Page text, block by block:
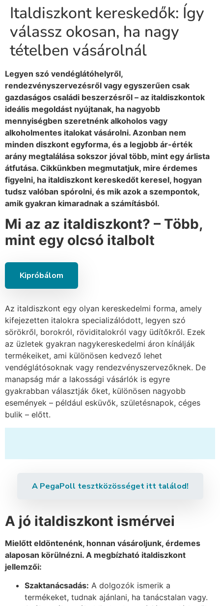
Italdiszkont kereskedők: Így
válassz okosan, ha nagy
tételben vásárolnál
Legyen szó vendéglátóhelyről,
rendezvényszervezésről vagy egyszerűen csak
gazdaságos családi beszerzésről – az italdiszkontok
ideális megoldást nyújtanak, ha nagyobb
mennyiségben szeretnénk alkoholos vagy
alkoholmentes italokat vásárolni. Azonban nem
minden diszkont egyforma, és a legjobb ár-érték
arány megtalálása sokszor jóval több, mint egy árlista
átfutása. Cikkünkben megmutatjuk, mire érdemes
figyelni, ha italdiszkont kereskedőt keresel, hogyan
tudsz valóban spórolni, és mik azok a szempontok,
amik gyakran kimaradnak a számításból.
Mi az az italdiszkont? – Több,
mint egy olcsó italbolt
Kipróbálom
Az italdiszkont egy olyan kereskedelmi forma, amely
kifejezetten italokra specializálódott, legyen szó
sörökről, borokról, röviditalokról vagy üdítőkről. Ezek
az üzletek gyakran nagykereskedelmi áron kínálják
termékeiket, ami különösen kedvező lehet
vendéglátósoknak vagy rendezvényszervezőknek. De
manapság már a lakossági vásárlók is egyre
gyakrabban választják őket, különösen nagyobb
események – például esküvők, születésnapok, céges
bulik – előtt.
A PegaPoll tesztközösséget itt találod!
A jó italdiszkont ismérvei
Mielőtt eldöntenénk, honnan vásároljunk, érdemes
alaposan körülnézni. A megbízható italdiszkont
jellemzői:
Szaktanácsadás: A dolgozók ismerik a
termékeket, tudnak ajánlani, ha tanácstalan vagy.